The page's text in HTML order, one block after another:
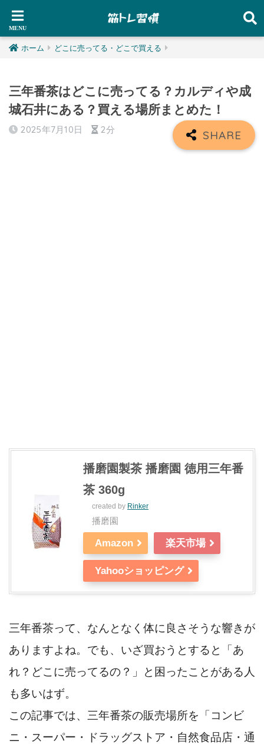
ホーム どこに売ってる・どこで買える
三年番茶はどこに売ってる？カルディや成
城石井にある？買える場所まとめた！
2025年7月10日 2分
播磨園製茶 播磨園 徳用三年番
茶 360g
created by Rinker
播磨園
Amazon 楽天市場
Yahooショッピング
三年番茶って、なんとなく体に良さそうな響きが
ありますよね。でも、いざ買おうとすると「あ
れ？どこに売ってるの？」と困ったことがある人
も多いはず。
この記事では、三年番茶の販売場所を「コンビ
ニ・スーパー・ドラッグストア・自然食品店・通